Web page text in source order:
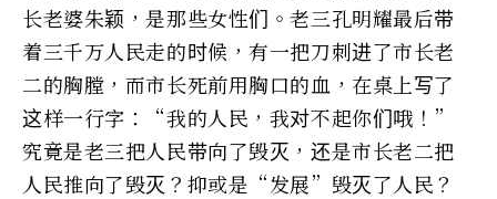
长老婆朱颖，是那些女性们。老三孔明耀最后带
着三千万人民走的时候，有一把刀刺进了市长老
二的胸膛，而市长死前用胸口的血，在桌上写了
这样一行字：“我的人民，我对不起你们哦！”
究竟是老三把人民带向了毁灭，还是市长老二把
人民推向了毁灭？抑或是“发展”毁灭了人民？